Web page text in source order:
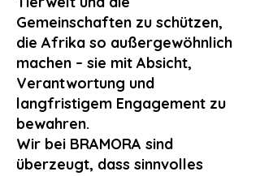
Gemeinschaften zu schützen,
die Afrika so außergewöhnlich
machen – sie mit Absicht,
Verantwortung und
langfristigem Engagement zu
bewahren.
Wir bei BRAMORA sind
überzeugt, dass sinnvolles